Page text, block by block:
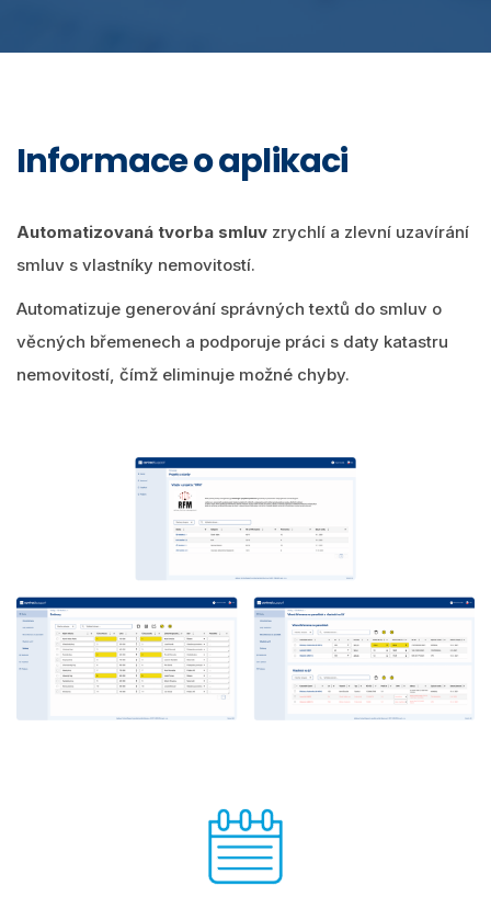
Informace o aplikaci
Automatizovaná tvorba smluv zrychlí a zlevní uzavírání
smluv s vlastníky nemovitostí.
Automatizuje generování správných textů do smluv o
věcných břemenech a podporuje práci s daty katastru
nemovitostí, čímž eliminuje možné chyby.